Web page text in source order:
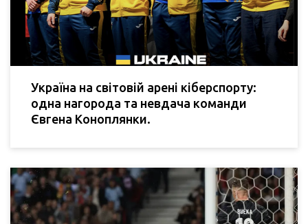
Україна на світовій арені кіберспорту:
одна нагорода та невдача команди
Євгена Коноплянки.